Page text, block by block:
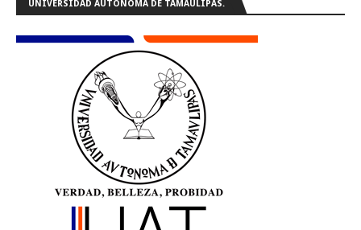
UNIVERSIDAD AUTÓNOMA DE TAMAULIPAS.